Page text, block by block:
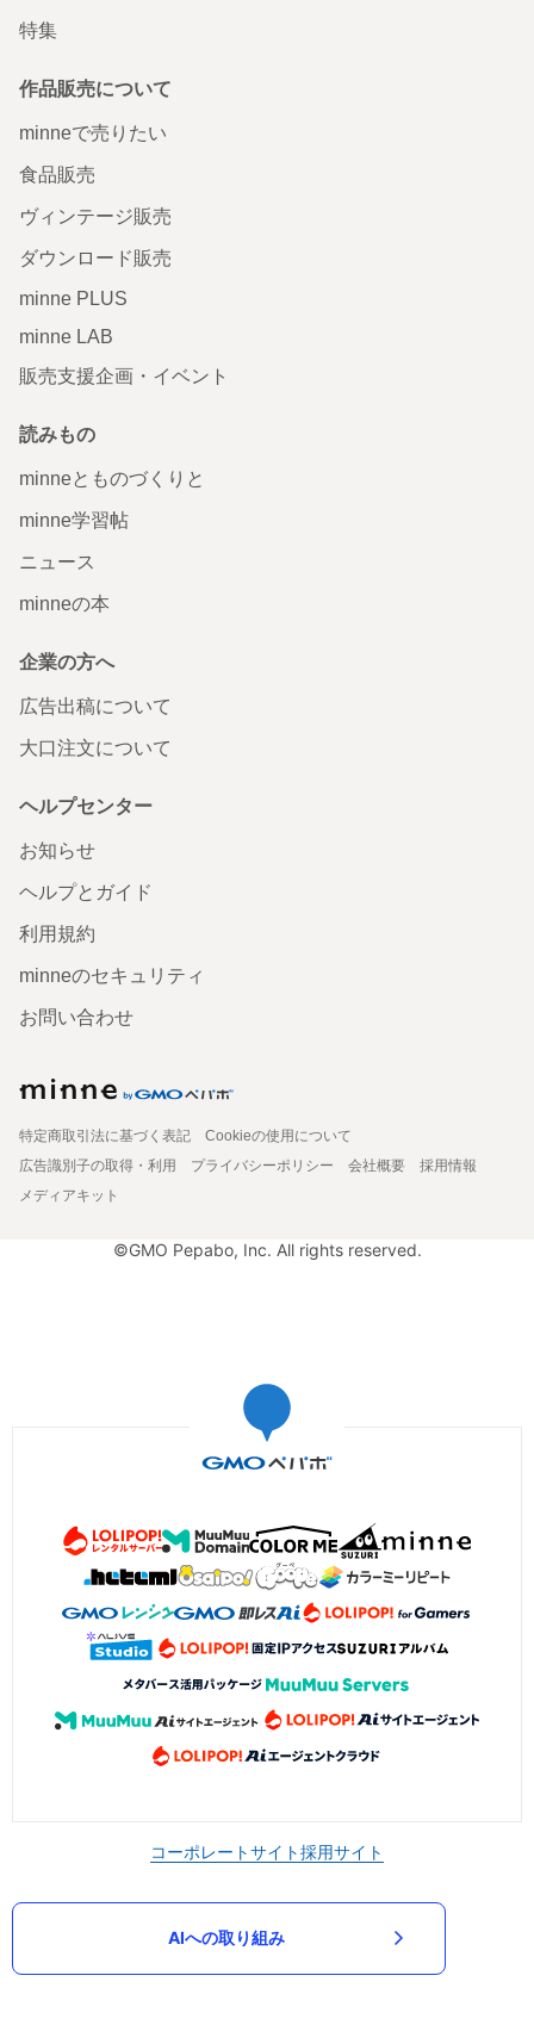
特集
作品販売について
minneで売りたい
食品販売
ヴィンテージ販売
ダウンロード販売
minne PLUS
minne LAB
販売支援企画・イベント
読みもの
minneとものづくりと
minne学習帖
ニュース
minneの本
企業の方へ
広告出稿について
大口注文について
ヘルプセンター
お知らせ
ヘルプとガイド
利用規約
minneのセキュリティ
お問い合わせ
特定商取引法に基づく表記
Cookieの使用について
広告識別子の取得・利用
プライバシーポリシー 会社概要
採用情報
メディアキット
©GMO Pepabo, Inc. All rights reserved.
コーポレートサイト採用サイト
AIへの取り組み